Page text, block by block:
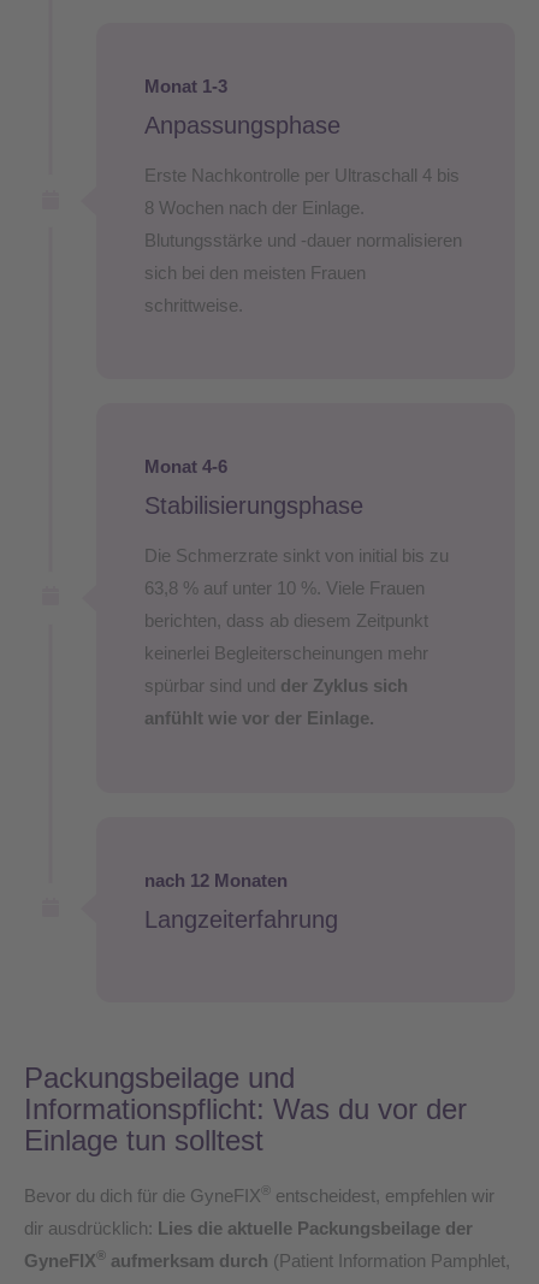
Monat 1-3
Anpassungsphase
Erste Nachkontrolle per Ultraschall 4 bis
8 Wochen nach der Einlage.
Blutungsstärke und -dauer normalisieren
sich bei den meisten Frauen
schrittweise.
Monat 4-6
Stabilisierungsphase
Die Schmerzrate sinkt von initial bis zu
63,8 % auf unter 10 %. Viele Frauen
berichten, dass ab diesem Zeitpunkt
keinerlei Begleiterscheinungen mehr
spürbar sind und der Zyklus sich
anfühlt wie vor der Einlage.
nach 12 Monaten
Langzeiterfahrung
Packungsbeilage und
Informationspflicht: Was du vor der
Einlage tun solltest
Bevor du dich für die GyneFIX ® entscheidest, empfehlen wir
dir ausdrücklich: Lies die aktuelle Packungsbeilage der
GyneFIX® aufmerksam durch (Patient Information Pamphlet,